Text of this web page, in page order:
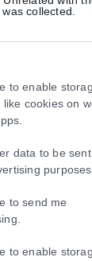
collected.
to enable
cookies on
data to be
purposes.
to send me
to enable
αυτή
(ΕΕ) 2018/334
στο